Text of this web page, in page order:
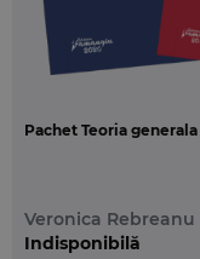
Pachet Teoria
Veronica Rebreanu
Indisponibilă